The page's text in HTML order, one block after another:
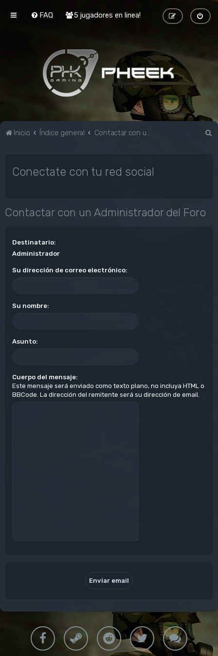
FAQ 5 jugadores en linea!
Inicio Índice general Contactar con un Administrador del Foro
Conectate con tu red social
Contactar con un Administrador del Foro
Destinatario:
Administrador
Su dirección de correo electrónico:
Su nombre:
Asunto:
Cuerpo del mensaje:
Este mensaje será enviado como texto plano, no incluya HTML o
BBCode. La dirección del remitente será su dirección de email.